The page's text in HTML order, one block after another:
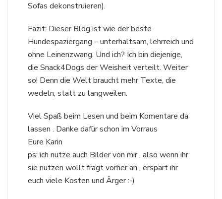
Sofas dekonstruieren).
Fazit: Dieser Blog ist wie der beste
Hundespaziergang – unterhaltsam, lehrreich und
ohne Leinenzwang. Und ich? Ich bin diejenige,
die Snack4Dogs der Weisheit verteilt. Weiter
so! Denn die Welt braucht mehr Texte, die
wedeln, statt zu langweilen.
Viel Spaß beim Lesen und beim Komentare da
lassen . Danke dafür schon im Vorraus
Eure Karin
ps: ich nutze auch Bilder von mir , also wenn ihr
sie nutzen wollt fragt vorher an , erspart ihr
euch viele Kosten und Ärger :-)